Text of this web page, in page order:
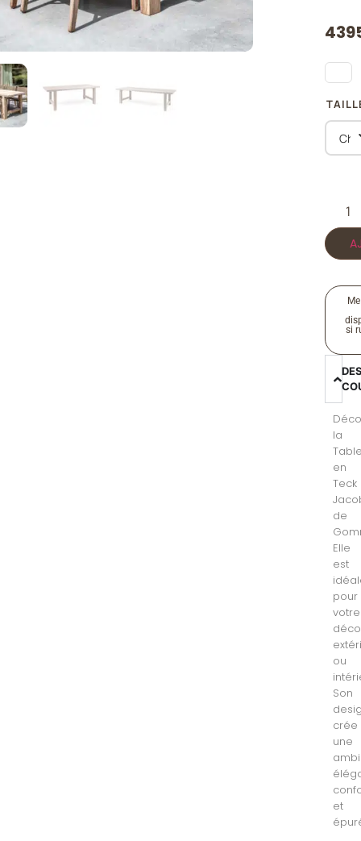
si
la
en
Teck
de
Elle
est
pour
votre
ou
Son
crée
une
et